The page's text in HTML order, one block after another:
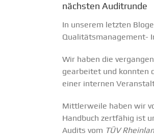
nächsten Auditrunde
In unserem letzten
Qualitätsmanagement-
Wir haben die
gearbeitet und konnten
einer internen
Mittlerweile haben wir
Handbuch zertfähig ist
Audits vom TÜV